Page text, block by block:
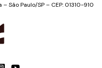
São Paulo/SP – CEP: 01310-910